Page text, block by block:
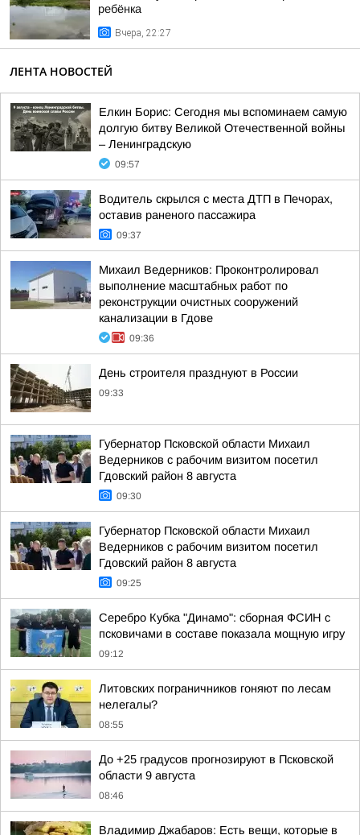
ребёнка
Вчера, 22:27
ЛЕНТА НОВОСТЕЙ
Елкин Борис: Сегодня мы вспоминаем самую
долгую битву Великой Отечественной войны
– Ленинградскую
09:57
Водитель скрылся с места ДТП в Печорах,
оставив раненого пассажира
09:37
Михаил Ведерников: Проконтролировал
выполнение масштабных работ по
реконструкции очистных сооружений
канализации в Гдове
09:36
День строителя празднуют в России
09:33
Губернатор Псковской области Михаил
Ведерников с рабочим визитом посетил
Гдовский район 8 августа
09:30
Губернатор Псковской области Михаил
Ведерников с рабочим визитом посетил
Гдовский район 8 августа
09:25
Серебро Кубка "Динамо": сборная ФСИН с
псковичами в составе показала мощную игру
09:12
Литовских пограничников гоняют по лесам
нелегалы?
08:55
До +25 градусов прогнозируют в Псковской
области 9 августа
08:46
Владимир Джабаров: Есть вещи, которые в